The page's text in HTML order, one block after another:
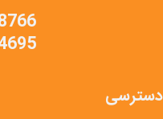
دسترسی